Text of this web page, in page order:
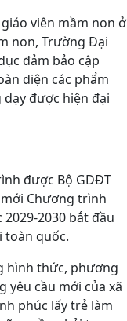
viên mầm non ở
non, Trường Đại
đảm bảo cập
diện các phẩm
được hiện đại
được Bộ GDĐT
Chương trình
2030 bắt đầu
toàn quốc.
hình thức, phương
yêu cầu mới của xã
phúc lấy trẻ làm